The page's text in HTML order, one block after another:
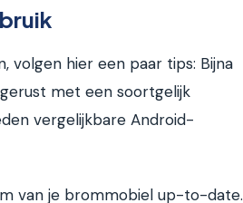
volgen hier een paar tips: Bijna
met een soortgelijk
vergelijkbare Android-
van je brommobiel up-to-date.